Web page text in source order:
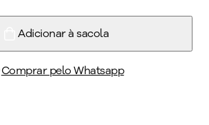
Adicionar à sacola
Comprar pelo Whatsapp